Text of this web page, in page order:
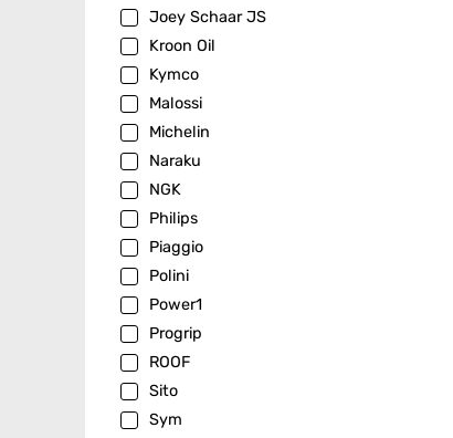
Joey Schaar JS
Kroon Oil
Kymco
Malossi
Michelin
Naraku
NGK
Philips
Piaggio
Polini
Power1
Progrip
ROOF
Sito
Sym